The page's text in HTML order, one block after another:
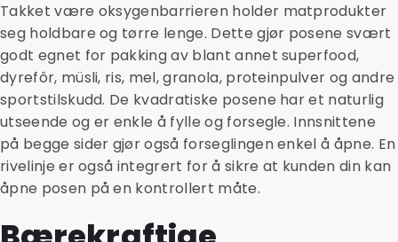
Takket være oksygenbarrieren holder matprodukter
seg holdbare og tørre lenge. Dette gjør posene svært
godt egnet for pakking av blant annet superfood,
dyrefôr, müsli, ris, mel, granola, proteinpulver og andre
sportstilskudd. De kvadratiske posene har et naturlig
utseende og er enkle å fylle og forsegle. Innsnittene
på begge sider gjør også forseglingen enkel å åpne. En
rivelinje er også integrert for å sikre at kunden din kan
åpne posen på en kontrollert måte.